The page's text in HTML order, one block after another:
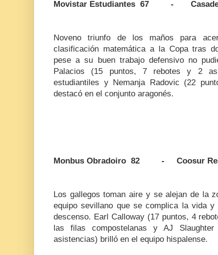
Movistar Estudiantes 67 -
Noveno triunfo de los maños para
clasificación matemática a la Copa tras
pese a su buen trabajo defensivo no
Palacios (15 puntos, 7 rebotes y 2
estudiantiles y Nemanja Radovic (22
destacó en el conjunto aragonés.
Monbus Obradoiro 82 - Coosur
Los gallegos toman aire y se alejan de la
equipo sevillano que se complica la vida
descenso. Earl Calloway (17 puntos, 4
las filas compostelanas y AJ
asistencias) brilló en el equipo hispalense.